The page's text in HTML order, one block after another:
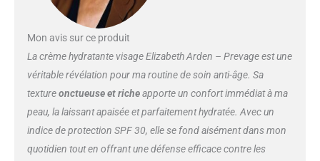
considérablement les fines
le soleil POUR PEAUX SÈCHES:
Le skincare Prevage , permet de
nourrir les peaux sèches avec
une hydratation intensive Grâce
à cette crème hydratante visage,
la peau est douce, lisse, et
resplendissante de santé
Mon avis sur ce produit
La crème hydratante visage Elizabeth Arden – Prevage est une
véritable révélation pour ma routine de soin anti-âge. Sa
textureonctueuse et richeapporte un confort immédiat à ma
peau, la laissant apaisée et parfaitement hydratée. Avec un
indice de protection SPF 30, elle se fond aisément dans mon
quotidien tout en offrant une défense efficace contre les